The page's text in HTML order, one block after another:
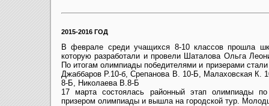
2015-2016 ГОД
В феврале среди учащихся 8-10 классов прошла
которую разработали и провели Шаталова Ольга
По итогам олимпиады победителями и призерами
Джаббаров Р.10-б, Срепанова В. 10-Б, Малаховская К.
8-Б, Николаева В.8-Б
17 марта состоялась районный этап олимпиады
призером олимпиады и вышла на городской тур.